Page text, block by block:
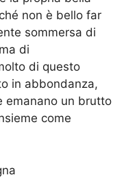
non è bello far
sommersa di
di
di questo
in abbondanza,
emanano un brutto
come